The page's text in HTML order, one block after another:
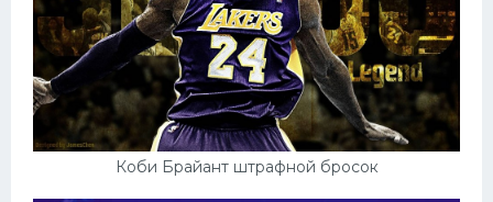
Коби Брайант штрафной бросок